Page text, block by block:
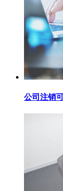
公司注销